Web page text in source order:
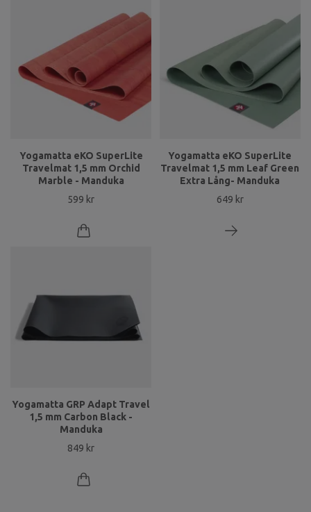
Yogamatta eKO SuperLite
Travelmat 1,5 mm Orchid
Marble - Manduka
599 kr
Yogamatta eKO SuperLite
Travelmat 1,5 mm Leaf Green
Extra Lång- Manduka
649 kr
Yogamatta GRP Adapt Travel
1,5 mm Carbon Black -
Manduka
849 kr